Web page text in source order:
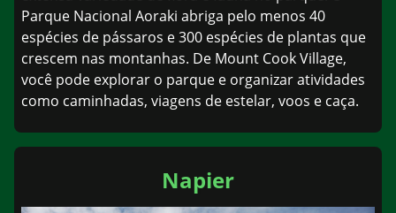
Parque Nacional Aoraki abriga pelo menos 40
espécies de pássaros e 300 espécies de plantas que
crescem nas montanhas. De Mount Cook Village,
você pode explorar o parque e organizar atividades
como caminhadas, viagens de estelar, voos e caça.
Napier